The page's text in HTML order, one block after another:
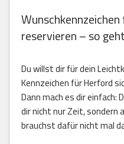
reservieren – so
Du willst dir für dein
Kennzeichen für Herford
Dann mach es dir einfach:
dir nicht nur Zeit, sondern
brauchst dafür nicht mal